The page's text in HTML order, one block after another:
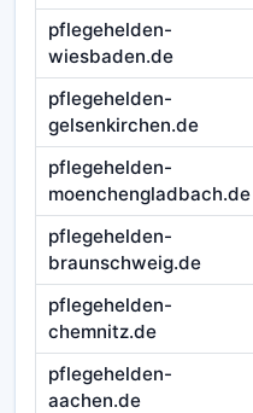
pflegehelden-
wiesbaden.de
pflegehelden-
gelsenkirchen.de
pflegehelden-
moenchengladbach.de
pflegehelden-
braunschweig.de
pflegehelden-
chemnitz.de
pflegehelden-
aachen.de